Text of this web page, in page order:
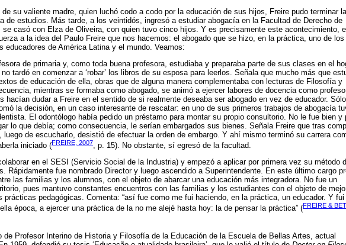
su valiente madre, quien luchó codo a codo por la educación de sus hijos, Freire pudo terminar la
de estudios. Más tarde, a los veintidós, ingresó a estudiar abogacía en la Facultad de Derecho de
se casó con Elza de Oliveira, con quien tuvo cinco hijos. Y es precisamente este acontecimiento,
a la idea del Paulo Freire que nos hacemos: el abogado que se hizo, en la práctica, uno de los
educadores de América Latina y el mundo. Veamos:
de primaria y, como toda buena profesora, estudiaba y preparaba parte de sus clases en el
tardó en comenzar a ‘robar’ los libros de su esposa para leerlos. Señala que mucho más que
de educación de ella, obras que de alguna manera complementaba con lecturas de Filosofía y
mientras se formaba como abogado, se animó a ejercer labores de docencia como
hacían dudar a Freire en el sentido de si realmente deseaba ser abogado en vez de educador.
la decisión, en un caso interesante de rescatar: en uno de sus primeros trabajos de abogacía
El odontólogo había pedido un préstamo para montar su propio consultorio. No le fue bien y
lo que debía; como consecuencia, le serían embargados sus bienes. Señala Freire que tras
luego de escucharlo, desistió de efectuar la orden de embargo. Y ahí mismo terminó su carrera
iniciado (FREIRE, 2007, p. 15). No obstante, sí egresó de la facultad.
en el SESI (Servicio Social de la Industria) y empezó a aplicar por primera vez su método
Rápidamente fue nombrado Director y luego ascendido a Superintendente. En este último cargo
las familias y los alumnos, con el objeto de abarcar una educación más integradora. No fue un
pues mantuvo constantes encuentros con las familias y los estudiantes con el objeto de
pedagógicas. Comenta: “así fue como me fui haciendo, en la práctica, un educador. Y fui
época, a ejercer una práctica de la no me alejé hasta hoy: la de pensar la práctica” (FREIRE &
de Profesor Interino de Historia y Filosofía de la Educación de la Escuela de Bellas Artes, actual